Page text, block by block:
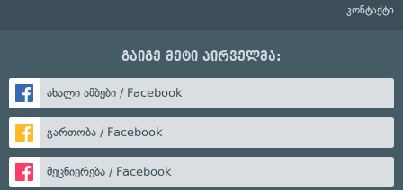
კონტაქტი
გაიგე მეტი პირველმა:
ახალი ამბები / Facebook
გართობა / Facebook
მეცნიერება / Facebook